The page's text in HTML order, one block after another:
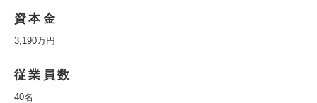
資本金
3,190万円
従業員数
40名